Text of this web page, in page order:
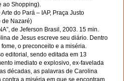
ao Shopping).
do Pará – IAP, Praça Justo
de Nazaré)
de Jeferson Brasil, 2003. 15 min.
de Jesus escreve seu diário. Dentro
o preconceito e a miséria.
editorial, sendo editada em 13
imediato e explosivo, ex-favelada
décadas, as palavras de Carolina
a miséria em que se encontram